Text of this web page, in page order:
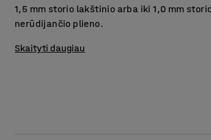
1,5 mm storio lakštinio arba iki 1,0 mm
nerūdijančio plieno.
Skaityti daugiau